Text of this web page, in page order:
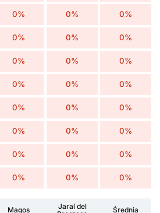
0% 0% 0%
0% 0% 0%
0% 0% 0%
0% 0% 0%
0% 0% 0%
0% 0% 0%
0% 0% 0%
0% 0% 0%
Magos
Jaral del
Średnia